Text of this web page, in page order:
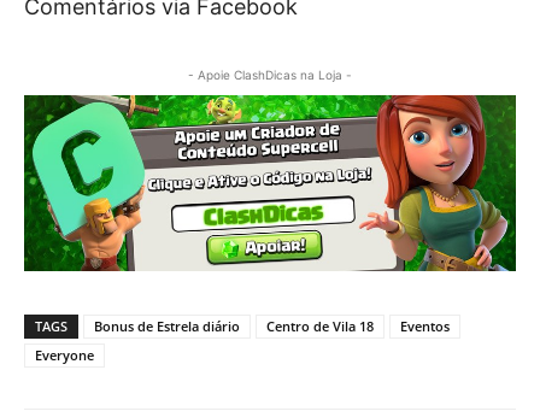
Comentários via Facebook
- Apoie ClashDicas na Loja -
TAGS Bonus de Estrela diário Centro de Vila 18
Eventos
Everyone